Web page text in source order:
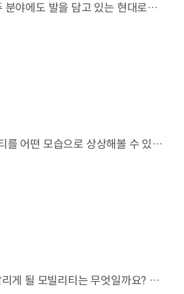
열차와 방산 기술이 우주 산업과도 맞닿아 있다?항공 우주 분야에도 발을 담고 있는 현대로템 현대진행형 팟캐스트 EP.20에서 확인하세요.📻 #현대자동차그룹 #현대진행형 #모빌리티팟캐스트 #현대로템 #하늘길 #스카이모빌리티 #우주 #우주항공 #자율주행 #모빌리티
하늘을 넘어 우주까지 이어지는 이동.우리는 미래 모빌리티를 어떤 모습으로 상상해볼 수 있을까요? 현대진행형 팟캐스트 EP.20에서 확인하세요.📻 #현대자동차그룹 #현대진행형 #모빌리티팟캐스트 #하늘길 #스카이모빌리티 #우주 #우주항공 #자율주행 #모빌리티
모든 차가 하늘길을 이용할 수 없다면,가장 먼저 하늘을 달리게 될 모빌리티는 무엇일까요? 현대진행형 팟캐스트 EP.20에서 확인하세요.📻 #현대자동차그룹 #현대진행형 #모빌리티팟캐스트 #하늘길 #스카이모빌리티 #우주 #우주항공 #자율주행 #모빌리티